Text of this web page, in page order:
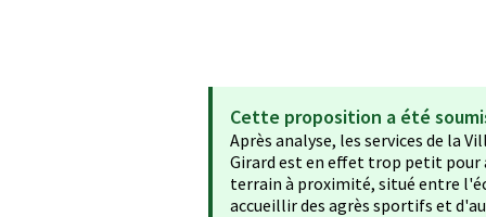
Cette proposition a été
Après analyse, les services de la
Girard est en effet trop petit
terrain à proximité, situé entre
accueillir des agrès sportifs et